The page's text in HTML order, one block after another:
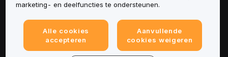
Juridisch
marketing- en deelfuncties te ondersteunen.
Alle cookies
accepteren
Aanvullende
cookies weigeren